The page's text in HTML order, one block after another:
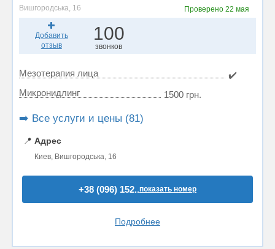
Вишгородська, 16 Проверено 22 мая
Добавить
отзыв
100
звонков
Мезотерапия лица
✔️
Микронидлинг
1500 грн.
➡️ Все услуги и цены (81)
📍 Адрес
Киев, Вишгородська, 16
+38 (096) 152..показать номер
Подробнее